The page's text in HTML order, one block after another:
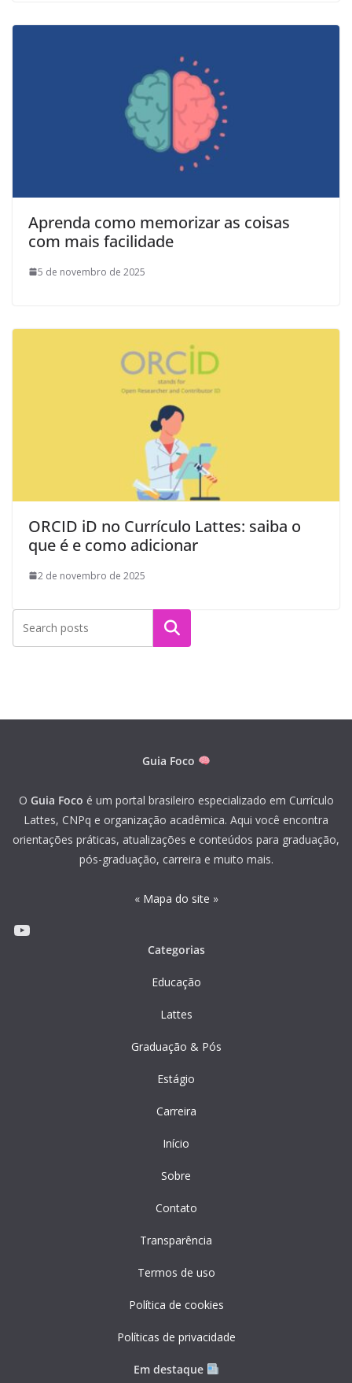
Aprenda como memorizar as coisas
com mais facilidade
5 de novembro de 2025
ORCID iD no Currículo Lattes: saiba o
que é e como adicionar
2 de novembro de 2025
Pesquisar
Guia Foco
O Guia Foco é um portal brasileiro especializado em Currículo
Lattes, CNPq e organização acadêmica. Aqui você encontra
orientações práticas, atualizações e conteúdos para graduação,
pós-graduação, carreira e muito mais.
« Mapa do site »
Youtube
Categorias
Educação
Lattes
Graduação & Pós
Estágio
Carreira
Início
Sobre
Contato
Transparência
Termos de uso
Política de cookies
Políticas de privacidade
Em destaque